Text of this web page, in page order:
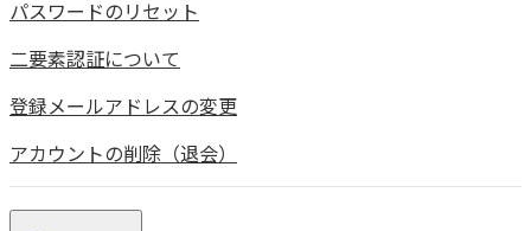
パスワードのリセット
二要素認証について
登録メールアドレスの変更
アカウントの削除（退会）